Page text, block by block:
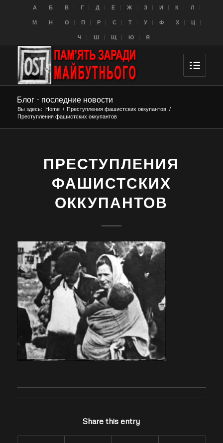
A Б В Г Д Е Ж З И К Л
M Н О П Р С Т У Ф Х Ц
Ч Ш Щ Ю Я
Блог - последние новости
Вы здесь: Home / Преступления фашистских оккупантов /
Преступления фашистских оккупантов
ПРЕСТУПЛЕНИЯ
ФАШИСТСКИХ
ОККУПАНТОВ
Share this entry